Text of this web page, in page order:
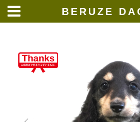
content
BERUZE